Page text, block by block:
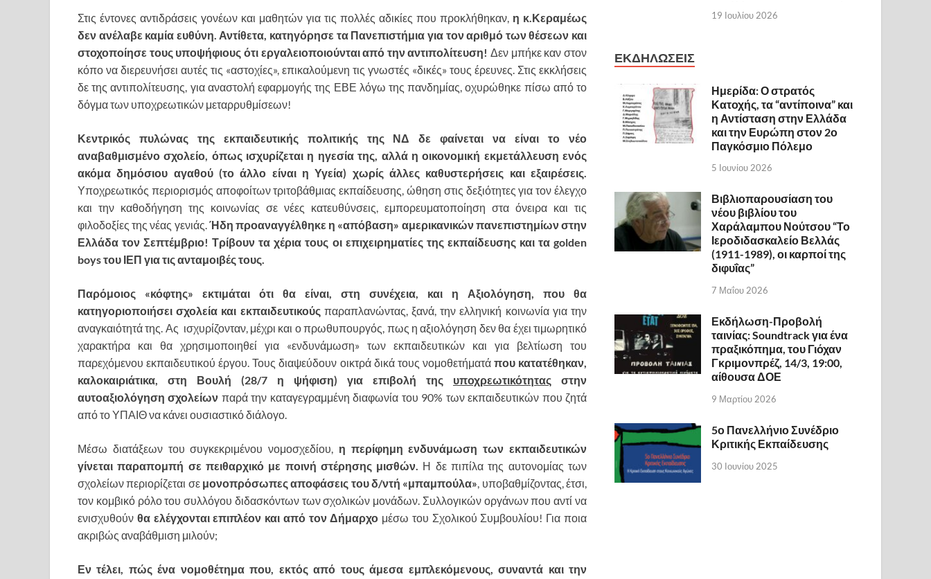
Στις έντονες αντιδράσεις γονέων και μαθητών για τις πολλές αδικίες που προκλήθηκαν, η κ.Κεραμέως
δεν ανέλαβε καμία ευθύνη. Αντίθετα, κατηγόρησε τα Πανεπιστήμια για τον αριθμό των θέσεων και
στοχοποίησε τους υποψήφιους ότι εργαλειοποιούνται από την αντιπολίτευση!Δεν μπήκε καν στον
κόπο να διερευνήσει αυτές τις «αστοχίες», επικαλούμενη τις γνωστές «δικές» τους έρευνες. Στις εκκλήσεις
δε της αντιπολίτευσης, για αναστολή εφαρμογής της ΕΒΕ λόγω της πανδημίας, οχυρώθηκε πίσω από το
δόγμα των υποχρεωτικών μεταρρυθμίσεων!
Κεντρικός πυλώνας της εκπαιδευτικής πολιτικής της ΝΔ δε φαίνεται να είναι το νέο
αναβαθμισμένο σχολείο, όπως ισχυρίζεται η ηγεσία της, αλλά η οικονομική εκμετάλλευση ενός
ακόμα δημόσιου αγαθού (το άλλο είναι η Υγεία) χωρίς άλλες καθυστερήσεις και εξαιρέσεις.
Υποχρεωτικός περιορισμός αποφοίτων τριτοβάθμιας εκπαίδευσης, ώθηση στις δεξιότητες για τον έλεγχο
και την καθοδήγηση της κοινωνίας σε νέες κατευθύνσεις, εμπορευματοποίηση στα όνειρα και τις
φιλοδοξίες της νέας γενιάς.Ήδη προαναγγέλθηκε η «απόβαση» αμερικανικών πανεπιστημίων στην
Ελλάδα τον Σεπτέμβριο! Τρίβουν τα χέρια τους οι επιχειρηματίες της εκπαίδευσης και τα golden
boysτου ΙΕΠ για τις ανταμοιβές τους.
Παρόμοιος «κόφτης» εκτιμάται ότι θα είναι, στη συνέχεια, και η Αξιολόγηση, που θα
κατηγοριοποιήσει σχολεία και εκπαιδευτικούςπαραπλανώντας, ξανά, την ελληνική κοινωνία για την
αναγκαιότητά της. Ας ισχυρίζονταν, μέχρι και ο πρωθυπουργός, πως η αξιολόγηση δεν θα έχει τιμωρητικό
χαρακτήρα και θα χρησιμοποιηθεί για «ενδυνάμωση» των εκπαιδευτικών και για βελτίωση του
παρεχόμενου εκπαιδευτικού έργου. Τους διαψεύδουν οικτρά δικά τους νομοθετήματά που κατατέθηκαν,
καλοκαιριάτικα, στη Βουλή (28/7 η ψήφιση) για επιβολή της υποχρεωτικότητας στην
αυτοαξιολόγηση σχολείων παρά την καταγεγραμμένη διαφωνία του 90% των εκπαιδευτικών που ζητά
από το ΥΠΑΙΘ να κάνει ουσιαστικό διάλογο.
Μέσω διατάξεων του συγκεκριμένου νομοσχεδίου, η περίφημη ενδυνάμωση των εκπαιδευτικών
γίνεται παραπομπή σε πειθαρχικό με ποινή στέρησης μισθών. Η δε πιπίλα της αυτονομίας των
σχολείων περιορίζεται σε μονοπρόσωπες αποφάσεις του δ/ντή «μπαμπούλα», υποβαθμίζοντας, έτσι,
τον κομβικό ρόλο του συλλόγου διδασκόντων των σχολικών μονάδων. Συλλογικών οργάνων που αντί να
ενισχυθούν θα ελέγχονται επιπλέον και από τον Δήμαρχο μέσω του Σχολικού Συμβουλίου! Για ποια
ακριβώς αναβάθμιση μιλούν;
Εν τέλει, πώς ένα νομοθέτημα που, εκτός από τους άμεσα εμπλεκόμενους, συναντά και την
19 Ιουλίου 2026
ΕΚΔΗΛΩΣΕΙΣ
Ημερίδα: Ο στρατός
Κατοχής, τα “αντίποινα” και
η Αντίσταση στην Ελλάδα
και την Ευρώπη στον 2ο
Παγκόσμιο Πόλεμο
5 Ιουνίου 2026
Βιβλιοπαρουσίαση του
νέου βιβλίου του
Χαράλαμπου Νούτσου “Το
Ιεροδιδασκαλείο Βελλάς
(1911-1989), οι καρποί της
διφυΐας”
7 Μαΐου 2026
Εκδήλωση-Προβολή
ταινίας: Soundtrack για ένα
πραξικόπημα, του Γιόχαν
Γκριμονπρέζ, 14/3, 19:00,
αίθουσα ΔΟΕ
9 Μαρτίου 2026
5ο Πανελλήνιο Συνέδριο
Κριτικής Εκπαίδευσης
30 Ιουνίου 2025